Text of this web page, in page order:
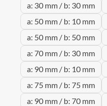
a: 30 mm / b: 30 mm
a: 50 mm / b: 10 mm
a: 50 mm / b: 50 mm
a: 70 mm / b: 30 mm
a: 90 mm / b: 10 mm
a: 75 mm / b: 75 mm
a: 90 mm / b: 70 mm